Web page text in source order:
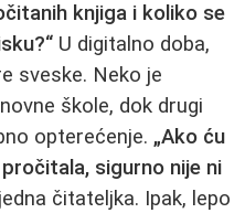
knjiga i koliko se
U digitalno doba,
sveske. Neko je
škole, dok drugi
opterećenje. „Ako ću
sigurno nije ni
čitateljka. Ipak, lepo